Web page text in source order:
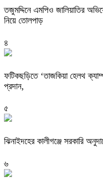
তজুমদ্দিনে এমপিও জালিয়াতির
নিয়ে তোলপাড়
৪
ফটিকছড়িতে ‘তাজকিয়া হেলথ
প্রদান,
৫
ঝিনাইদহের কালীগঞ্জে সরকারি
৬